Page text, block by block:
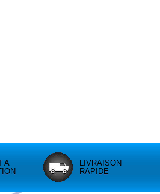
A
LIVRAISON
RAPIDE